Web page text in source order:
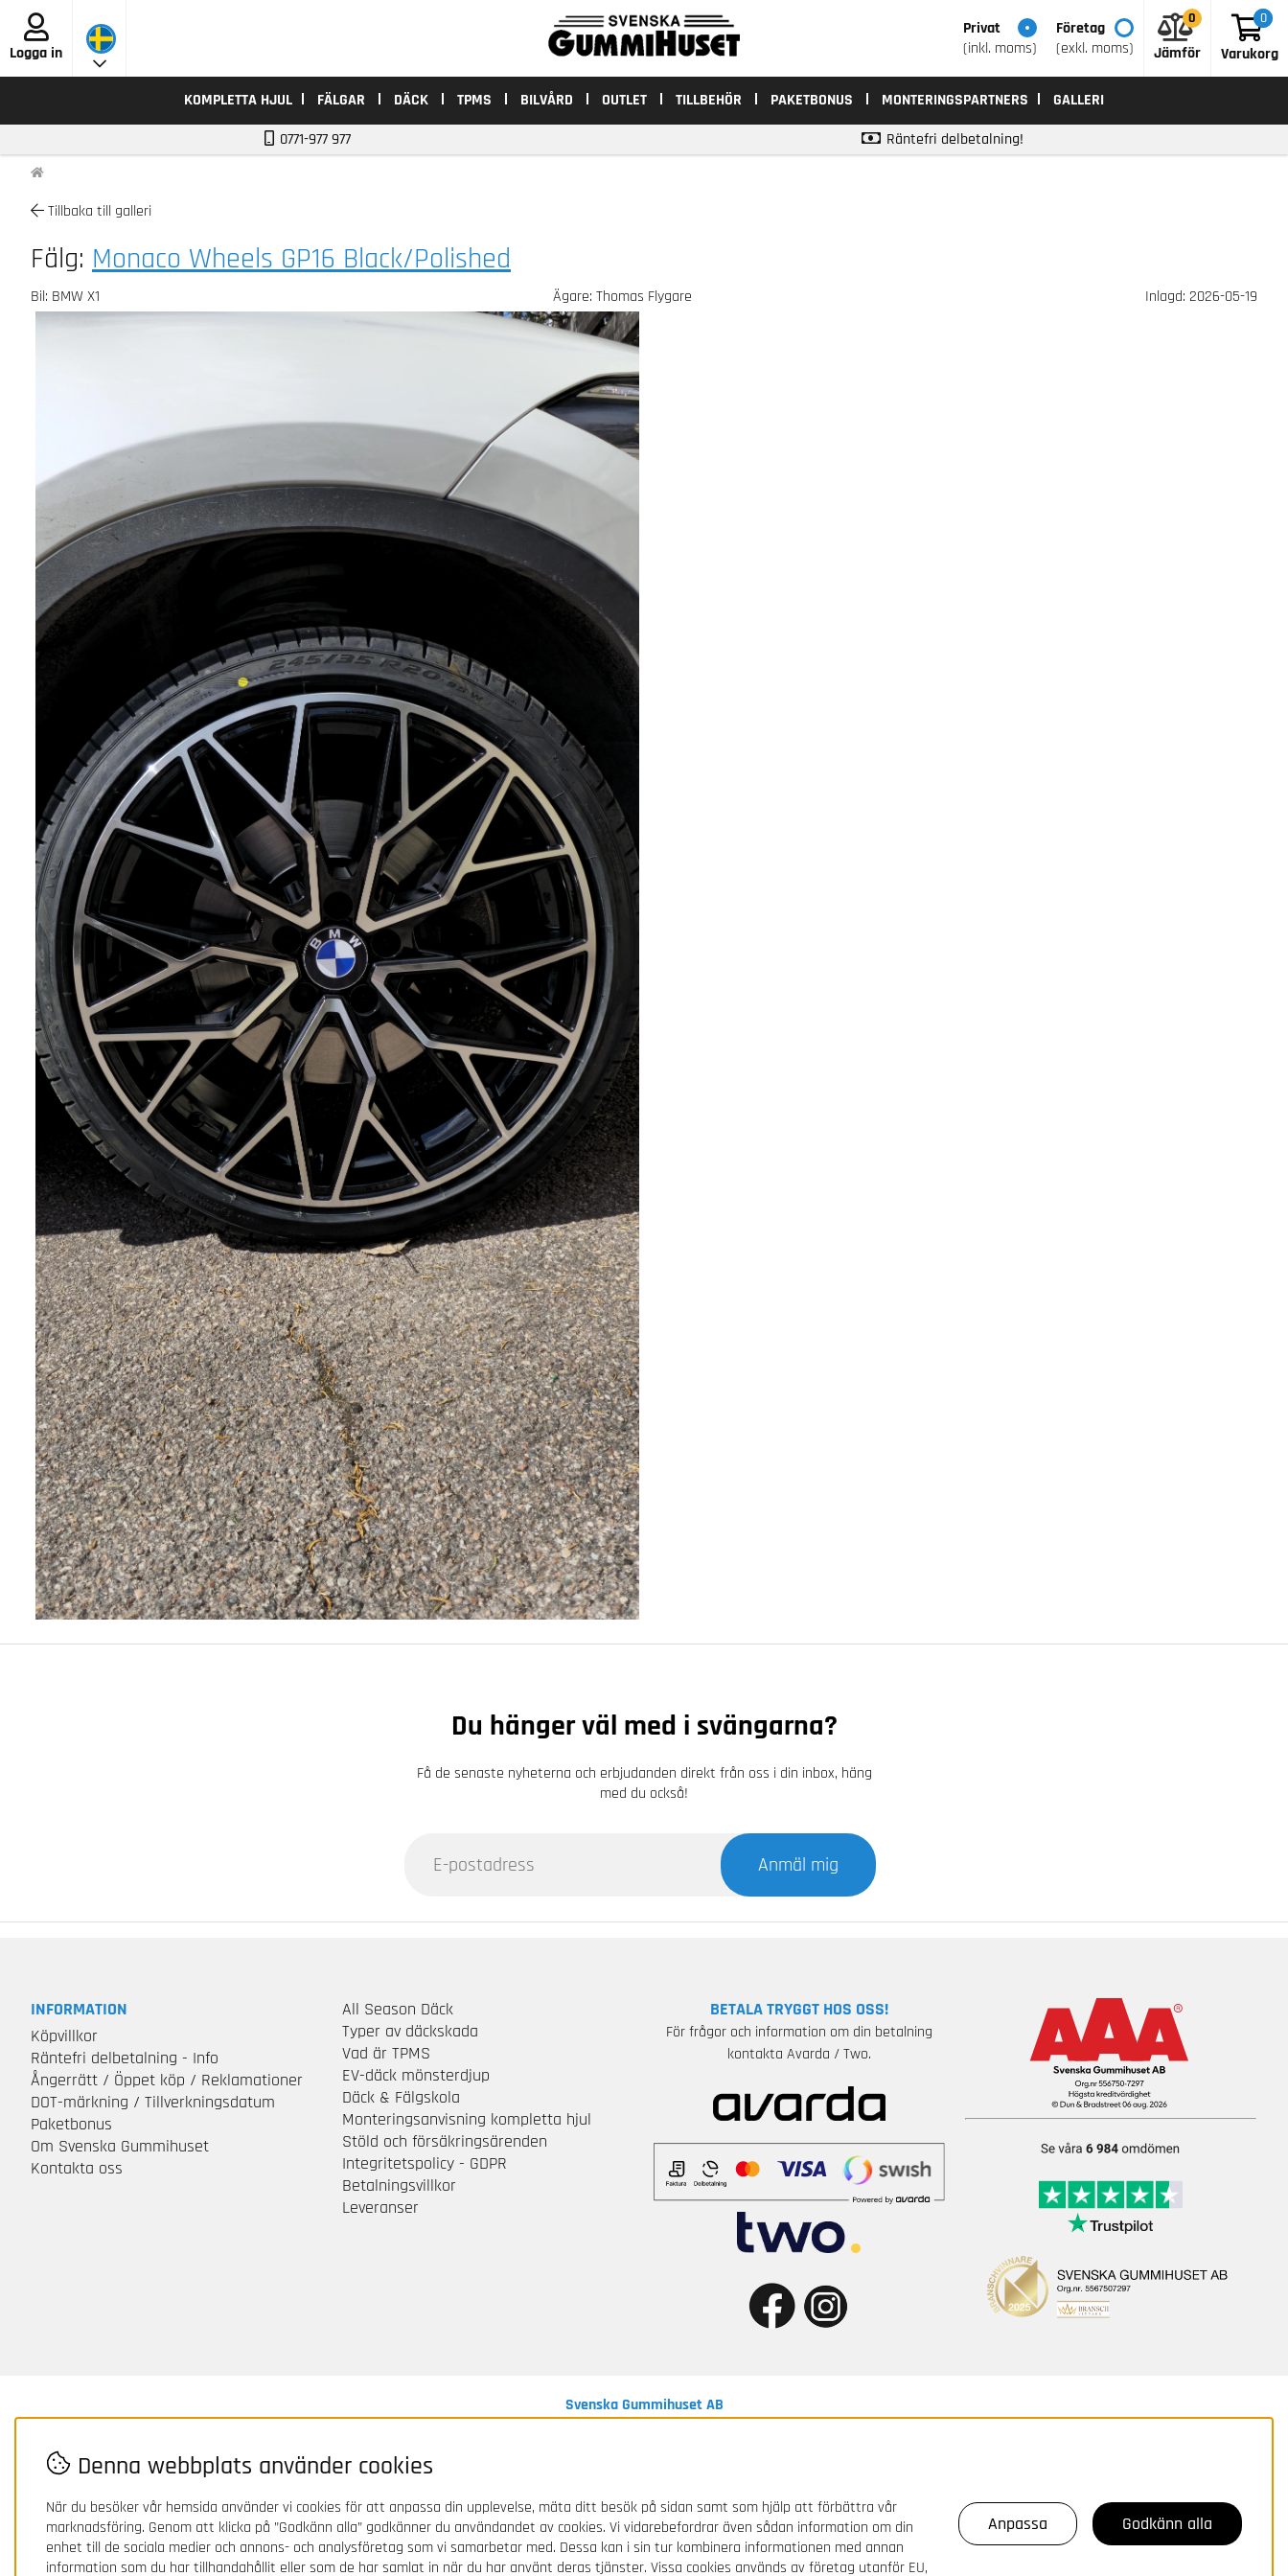
Logga in
0
0
Varukorg
0
Jämför
Privat
(inkl. moms)
Företag
(exkl. moms)
KOMPLETTA HJUL FÄLGAR DÄCK TPMS BILVÅRD OUTLET TILLBEHÖR PAKETBONUS MONTERINGSPARTNERS
GALLERI
0771-977 977
Räntefri delbetalning!
Tillbaka till galleri
Fälg: Monaco Wheels GP16 Black/Polished
Bil: BMW X1 Ägare: Thomas Flygare Inlagd: 2026-05-19
Du hänger väl med i svängarna?
Få de senaste nyheterna och erbjudanden direkt från oss i din inbox, häng
med du också!
Anmäl mig
INFORMATION
Köpvillkor
Räntefri delbetalning - Info
Ångerrätt / Öppet köp / Reklamationer
DOT-märkning / Tillverkningsdatum
Paketbonus
Om Svenska Gummihuset
Kontakta oss
All Season Däck
Typer av däckskada
Vad är TPMS
EV-däck mönsterdjup
Däck & Fälgskola
Monteringsanvisning kompletta hjul
Stöld och försäkringsärenden
Integritetspolicy - GDPR
Betalningsvillkor
Leveranser
BETALA TRYGGT HOS OSS!
För frågor och information om din betalning
kontakta Avarda / Two.
Svenska Gummihuset AB
Vi reserverar oss för ev. tryckfel/prisfel.
Denna webbplats använder cookies
När du besöker vår hemsida använder vi cookies för att anpassa din upplevelse, mäta ditt besök på sidan samt som hjälp att förbättra vår
marknadsföring. Genom att klicka på ”Godkänn alla” godkänner du användandet av cookies. Vi vidarebefordrar även sådan information om din
enhet till de sociala medier och annons- och analysföretag som vi samarbetar med. Dessa kan i sin tur kombinera informationen med annan
information som du har tillhandahållit eller som de har samlat in när du har använt deras tjänster. Vissa cookies används av företag utanför EU,
Anpassa Godkänn alla